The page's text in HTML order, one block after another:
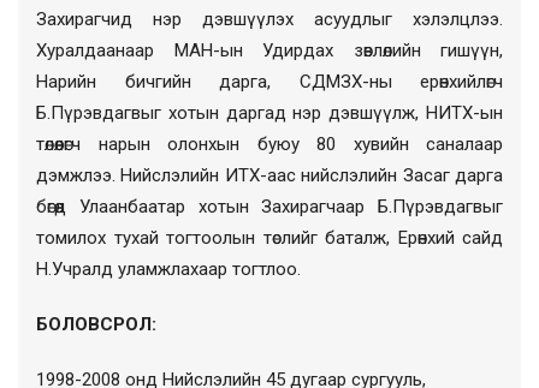
Захирагчид нэр дэвшүүлэх асуудлыг хэлэлцлээ.
Хуралдаанаар МАН-ын Удирдах зөвлөлийн гишүүн,
Нарийн бичгийн дарга, СДМЗХ-ны ерөнхийлөгч
Б.Пүрэвдагвыг хотын даргад нэр дэвшүүлж, НИТХ-ын
төлөөлөгч нарын олонхын буюу 80 хувийн саналаар
дэмжлээ. Нийслэлийн ИТХ-аас нийслэлийн Засаг дарга
бөгөөд Улаанбаатар хотын Захирагчаар Б.Пүрэвдагвыг
томилох тухай тогтоолын төслийг баталж, Ерөнхий сайд
Н.Учралд уламжлахаар тогтлоо.
БОЛОВСРОЛ:
1998-2008 онд Нийслэлийн 45 дугаар сургууль,